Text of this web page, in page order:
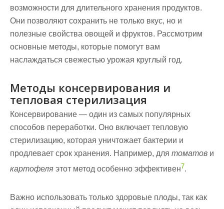
возможности для длительного хранения продуктов.
Они позволяют сохранить не только вкус, но и
полезные свойства овощей и фруктов. Рассмотрим
основные методы, которые помогут вам
наслаждаться свежестью урожая круглый год.
Методы консервирования и
тепловая стерилизация
Консервирование — один из самых популярных
способов переработки. Оно включает тепловую
стерилизацию, которая уничтожает бактерии и
продлевает срок хранения. Например, для томатов и
картофеля этот метод особенно эффективен7.
Важно использовать только здоровые плоды, так как